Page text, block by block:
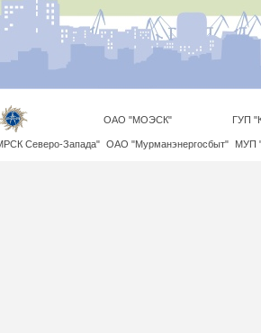
ОАО "МОЭСК" ГУП
Северо-Запада" ОАО "Мурманэнергосбыт" МУП